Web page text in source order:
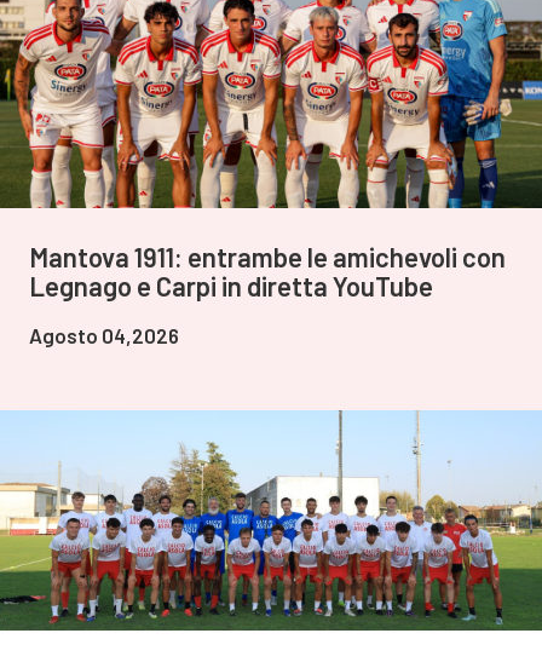
Mantova 1911: entrambe le amichevoli con
Legnago e Carpi in diretta YouTube
Agosto 04,2026